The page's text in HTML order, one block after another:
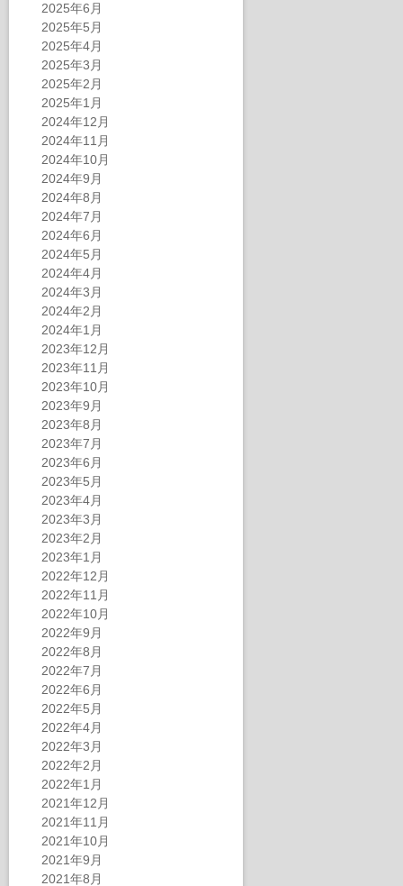
2025年6月
2025年5月
2025年4月
2025年3月
2025年2月
2025年1月
2024年12月
2024年11月
2024年10月
2024年9月
2024年8月
2024年7月
2024年6月
2024年5月
2024年4月
2024年3月
2024年2月
2024年1月
2023年12月
2023年11月
2023年10月
2023年9月
2023年8月
2023年7月
2023年6月
2023年5月
2023年4月
2023年3月
2023年2月
2023年1月
2022年12月
2022年11月
2022年10月
2022年9月
2022年8月
2022年7月
2022年6月
2022年5月
2022年4月
2022年3月
2022年2月
2022年1月
2021年12月
2021年11月
2021年10月
2021年9月
2021年8月